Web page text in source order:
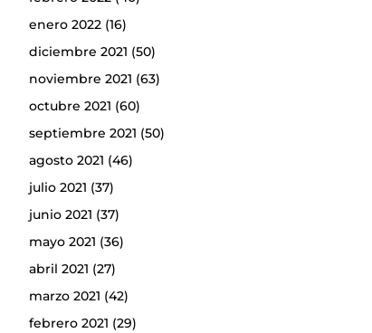
enero 2022(16)
diciembre 2021 (50)
noviembre 2021 (63)
octubre 2021 (60)
septiembre 2021 (50)
agosto 2021 (46)
julio 2021 (37)
junio 2021 (37)
mayo 2021 (36)
abril 2021 (27)
marzo 2021 (42)
febrero 2021 (29)